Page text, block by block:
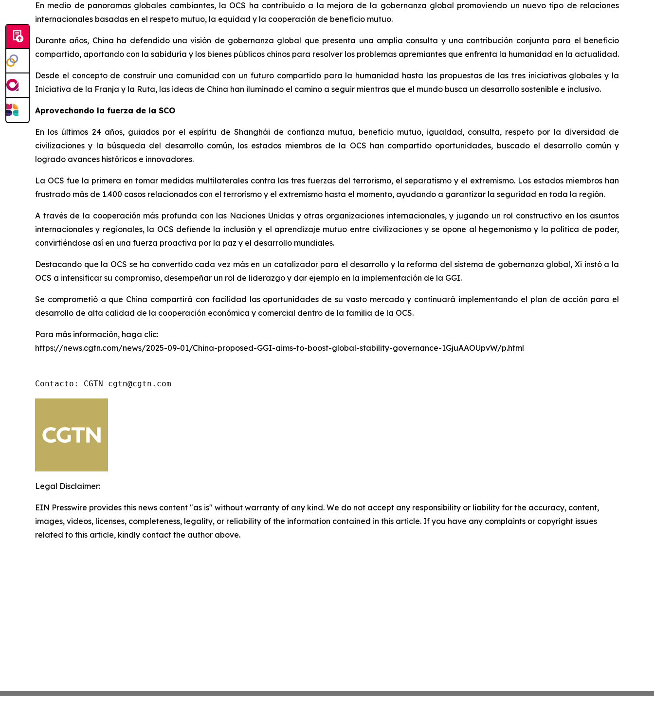
En medio de panoramas globales cambiantes, la OCS ha contribuido a la mejora de la gobernanza global promoviendo un nuevo tipo de relaciones
internacionales basadas en el respeto mutuo, la equidad y la cooperación de beneficio mutuo.
Durante años, China ha defendido una visión de gobernanza global que presenta una amplia consulta y una contribución conjunta para el beneficio
compartido, aportando con la sabiduría y los bienes públicos chinos para resolver los problemas apremiantes que enfrenta la humanidad en la actualidad.
Desde el concepto de construir una comunidad con un futuro compartido para la humanidad hasta las propuestas de las tres iniciativas globales y la
Iniciativa de la Franja y la Ruta, las ideas de China han iluminado el camino a seguir mientras que el mundo busca un desarrollo sostenible e inclusivo.
Aprovechando la fuerza de la SCO
En los últimos 24 años, guiados por el espíritu de Shanghái de confianza mutua, beneficio mutuo, igualdad, consulta, respeto por la diversidad de
civilizaciones y la búsqueda del desarrollo común, los estados miembros de la OCS han compartido oportunidades, buscado el desarrollo común y
logrado avances históricos e innovadores.
La OCS fue la primera en tomar medidas multilaterales contra las tres fuerzas del terrorismo, el separatismo y el extremismo. Los estados miembros han
frustrado más de 1.400 casos relacionados con el terrorismo y el extremismo hasta el momento, ayudando a garantizar la seguridad en toda la región.
A través de la cooperación más profunda con las Naciones Unidas y otras organizaciones internacionales, y jugando un rol constructivo en los asuntos
internacionales y regionales, la OCS defiende la inclusión y el aprendizaje mutuo entre civilizaciones y se opone al hegemonismo y la política de poder,
convirtiéndose así en una fuerza proactiva por la paz y el desarrollo mundiales.
Destacando que la OCS se ha convertido cada vez más en un catalizador para el desarrollo y la reforma del sistema de gobernanza global, Xi instó a la
OCS a intensificar su compromiso, desempeñar un rol de liderazgo y dar ejemplo en la implementación de la GGI.
Se comprometió a que China compartirá con facilidad las oportunidades de su vasto mercado y continuará implementando el plan de acción para el
desarrollo de alta calidad de la cooperación económica y comercial dentro de la familia de la OCS.
Para más información, haga clic:
https://news.cgtn.com/news/2025-09-01/China-proposed-GGI-aims-to-boost-global-stability-governance-1GjuAAOUpvW/p.html
Contacto: CGTN cgtn@cgtn.com
Legal Disclaimer:
EIN Presswire provides this news content "as is" without warranty of any kind. We do not accept any responsibility or liability for the accuracy, content,
images, videos, licenses, completeness, legality, or reliability of the information contained in this article. If you have any complaints or copyright issues
related to this article, kindly contact the author above.